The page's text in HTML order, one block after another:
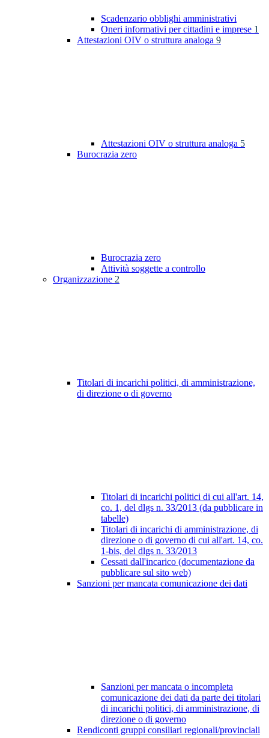
Scadenzario obblighi amministrativi
Oneri informativi per cittadini e imprese 1
Attestazioni OIV o struttura analoga 9
Attestazioni OIV o struttura analoga 5
Burocrazia zero
Burocrazia zero
Attività soggette a controllo
Organizzazione 2
Titolari di incarichi politici, di amministrazione,
di direzione o di governo
Titolari di incarichi politici di cui all'art. 14,
co. 1, del dlgs n. 33/2013 (da pubblicare in
tabelle)
Titolari di incarichi di amministrazione, di
direzione o di governo di cui all'art. 14, co.
1-bis, del dlgs n. 33/2013
Cessati dall'incarico (documentazione da
pubblicare sul sito web)
Sanzioni per mancata comunicazione dei dati
Sanzioni per mancata o incompleta
comunicazione dei dati da parte dei titolari
di incarichi politici, di amministrazione, di
direzione o di governo
Rendiconti gruppi consiliari regionali/provinciali